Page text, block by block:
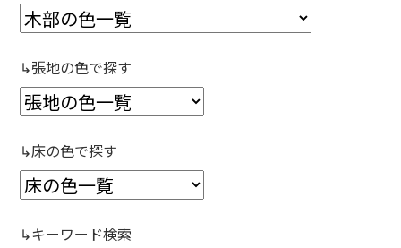
↳張地の色で探す
↳床の色で探す
↳キーワード検索